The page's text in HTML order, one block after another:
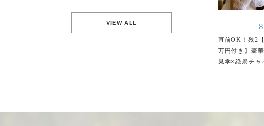
直前OK！残2
万円付き】豪
見学×絶景チャ
VIEW ALL